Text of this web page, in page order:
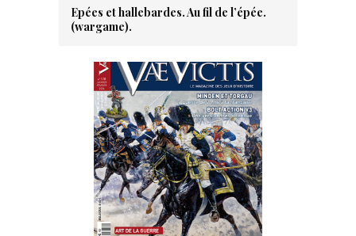
Epées et hallebardes. Au fil de l’épée.
(wargame).